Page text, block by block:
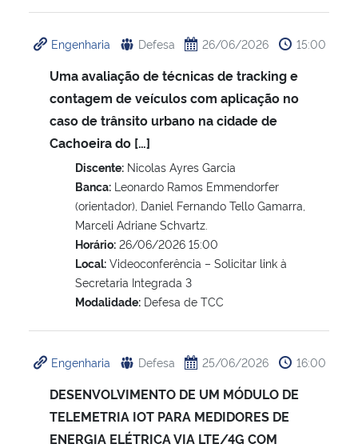
Advocacia-Geral da União
Banco Central do Brasil
Engenharia Defesa 26/06/2026 15:00
Uma avaliação de técnicas de tracking e
contagem de veículos com aplicação no
caso de trânsito urbano na cidade de
Cachoeira do […]
Discente: Nicolas Ayres Garcia
Banca: Leonardo Ramos Emmendorfer
(orientador), Daniel Fernando Tello Gamarra,
Marceli Adriane Schvartz.
Horário: 26/06/2026 15:00
Local: Videoconferência – Solicitar link à
Secretaria Integrada 3
Modalidade: Defesa de TCC
Engenharia Defesa 25/06/2026 16:00
DESENVOLVIMENTO DE UM MÓDULO DE
TELEMETRIA IOT PARA MEDIDORES DE
ENERGIA ELÉTRICA VIA LTE/4G COM